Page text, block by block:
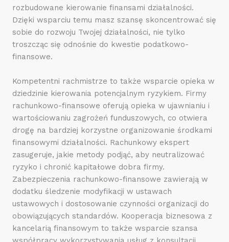
rozbudowane kierowanie finansami działalności.
Dzięki wsparciu temu masz szansę skoncentrować się
sobie do rozwoju Twojej działalności, nie tylko
troszcząc się odnośnie do kwestie podatkowo-
finansowe.
Kompetentni rachmistrze to także wsparcie opieka w
dziedzinie kierowania potencjalnym ryzykiem. Firmy
rachunkowo-finansowe oferują opieka w ujawnianiu i
wartościowaniu zagrożeń funduszowych, co otwiera
drogę na bardziej korzystne organizowanie środkami
finansowymi działalności. Rachunkowy ekspert
zasugeruje, jakie metody podjąć, aby neutralizować
ryzyko i chronić kapitałowe dobra firmy.
Zabezpieczenia rachunkowo-finansowe zawierają w
dodatku śledzenie modyfikacji w ustawach
ustawowych i dostosowanie czynności organizacji do
obowiązujących standardów. Kooperacja biznesowa z
kancelarią finansowym to także wsparcie szansa